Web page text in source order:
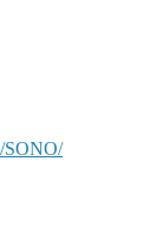
SONO/